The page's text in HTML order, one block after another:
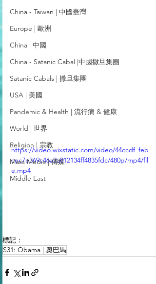
China - Taiwan | 中國臺灣
Europe | 歐洲
China | 中國
China - Satanic Cabal |中國撒旦集團
Satanic Cabals | 撒旦集團
USA | 美國
Pandemic & Health | 流行病 & 健康
World | 世界
Religion | 宗教
Mass Media | 傳媒
Middle East
https://video.wixstatic.com/video/44ccdf_feb
cec7e369c46a2a812134ff4835fdc/480p/mp4/fil
e.mp4
標記：
S31: Obama | 奧巴馬